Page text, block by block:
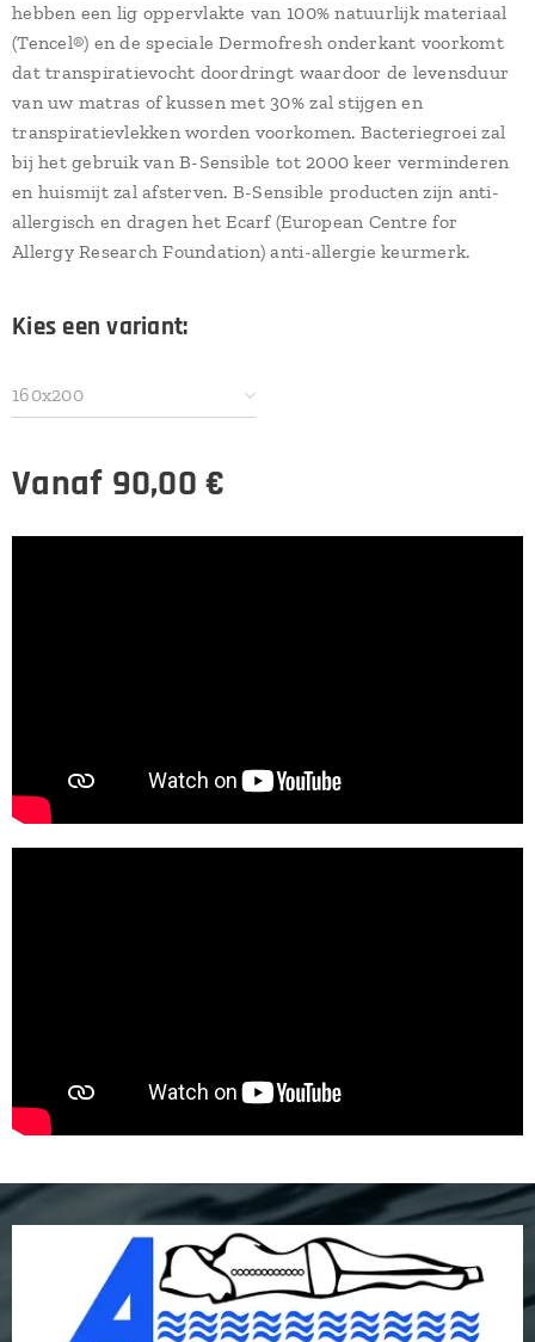
hebben een lig oppervlakte van 100% natuurlijk materiaal
(Tencel®) en de speciale Dermofresh onderkant voorkomt
dat transpiratievocht doordringt waardoor de levensduur
van uw matras of kussen met 30% zal stijgen en
transpiratievlekken worden voorkomen. Bacteriegroei zal
bij het gebruik van B-Sensible tot 2000 keer verminderen
en huismijt zal afsterven. B-Sensible producten zijn anti-
allergisch en dragen het Ecarf (European Centre for
Allergy Research Foundation) anti-allergie keurmerk.
Kies een variant:
160x200
Vanaf 90,00 €